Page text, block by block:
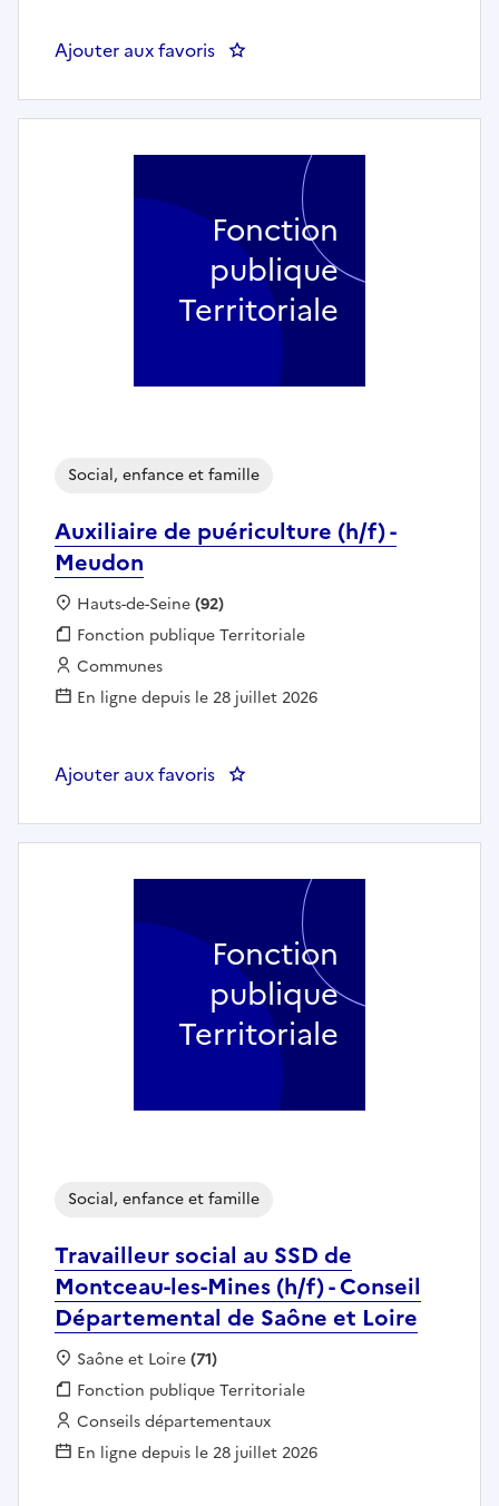
Ajouter aux favoris : Accompagnant éducatif petite
Auxiliaire de puériculture (h/f) -
Meudon
Social, enfance et famille
Localisation :
Hauts-de-Seine(92)
Fonction publique :
Fonction publique Territoriale
Employeur :
Communes
En ligne depuis le 28 juillet 2026
Ajouter aux favoris : Auxiliaire de puériculture (h/f)
Fonction
publique
Territoriale
Travailleur social au SSD de
Montceau-les-Mines (h/f) - Conseil
Départemental de Saône et Loire
Social, enfance et famille
Localisation :
Saône et Loire(71)
Fonction publique :
Fonction publique Territoriale
Employeur :
Conseils départementaux
En ligne depuis le 28 juillet 2026
Fonction
publique
Territoriale